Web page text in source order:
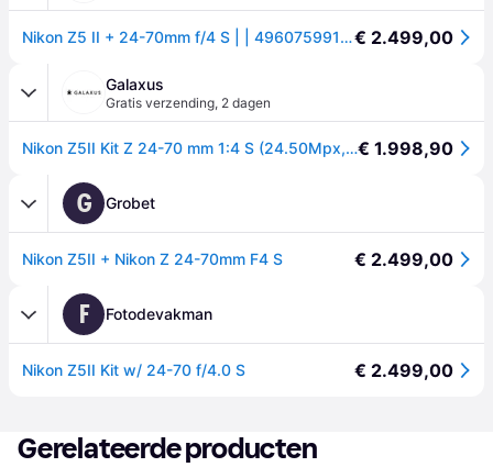
Nikon Z5 II + 24-70mm f/4 S | | 4960759917232€ 2.499,00
Galaxus
Gratis verzending, 2 dagen
Nikon Z5II Kit Z 24-70 mm 1:4 S (24.50Mpx, Volledig formaat), Camera, Zwart€ 1.998,90
G Grobet
Nikon Z5II + Nikon Z 24-70mm F4 S € 2.499,00
F Fotodevakman
Nikon Z5II Kit w/ 24-70 f/4.0 S € 2.499,00
Gerelateerde producten